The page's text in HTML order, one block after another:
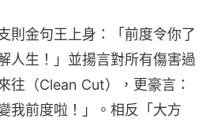
則金句王上身：「前度令你了
人生！」並揚言對所有傷害過
往（Clean Cut），更豪言：
我前度啦！」。相反「大方